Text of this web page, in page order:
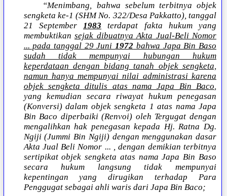
“Menimbang, bahwa sebelum terbitnya objek
sengketa ke-1 (SHM No. 322/Desa Pakkatto), tanggal
21 September1983 terdapat fakta hukum yang
membuktikansejak dibuatnya Akta Jual-Beli Nomor
... pada tanggal 29 Juni1972 bahwa Japa Bin Baso
sudah tidak mempunyai hubungan hukum
keperdataan dengan bidang tanah objek sengketa,
namun hanya mempunyai nilai administrasi karena
objek sengketa ditulis atas nama Japa Bin Baco,
yang kemudian secara riwayat hukum penegasan
(Konversi) dalam objek sengketa 1 atas nama Japa
Bin Baco diperbaiki (Renvoi) oleh Tergugat dengan
mengalihkan hak penegasan kepada Hj. Ratna Dg.
Ngiji (Jummi Bin Ngiji) dengan menggunakan dasar
Akta Jual Beli Nomor ... , dengan demikian terbitnya
sertipikat objek sengketa atas nama Japa Bin Baso
secara hukum langsung tidak mempunyai
kepentingan yang dirugikan terhadap Para
Penggugat sebagai ahli waris dari Japa Bin Baco;